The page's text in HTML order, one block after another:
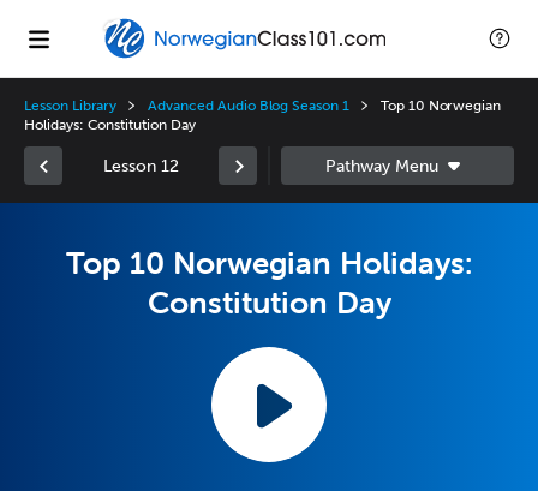
Lesson Library Advanced Audio Blog Season 1
Top 10 Norwegian
Holidays: Constitution Day
Lesson 12
Top 10 Norwegian Holidays:
Constitution Day